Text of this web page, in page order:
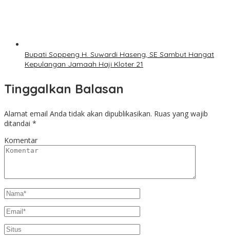
Bupati Soppeng H. Suwardi Haseng, SE Sambut Hangat
Kepulangan Jamaah Haji Kloter 21
Tinggalkan Balasan
Alamat email Anda tidak akan dipublikasikan. Ruas yang wajib
ditandai *
Komentar